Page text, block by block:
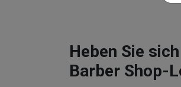
Heben Sie
Barber Shop-